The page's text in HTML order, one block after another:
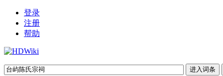
登录
注册
帮助